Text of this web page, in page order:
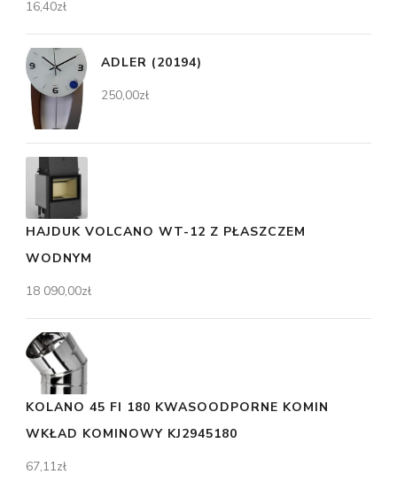
16,40zł
ADLER (20194)
250,00zł
HAJDUK VOLCANO WT-12 Z PŁASZCZEM
WODNYM
18 090,00zł
KOLANO 45 FI 180 KWASOODPORNE KOMIN
WKŁAD KOMINOWY KJ2945180
67,11zł